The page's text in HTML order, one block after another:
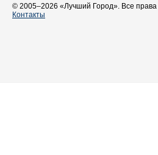
© 2005–2026 «Лучший Город». Все
Контакты